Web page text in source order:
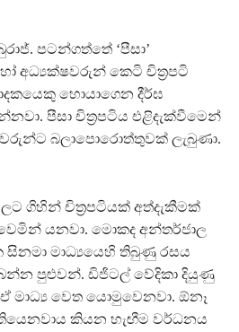
පටන්ගත්තේ ‘පීසා’
අධ්‍යක්ෂවරුන් කෙටි චිත‍්‍රපටි
හොයාගෙන දීර්ඝ
පීසා චිත‍්‍රපටිය එළිදැක්වීමෙන්
බලාපොරොත්තුවක් ලැබුණා.
ගිහින් චිත‍්‍රපටියක් අත්දැකීමක්
යනවා. මොකද අන්තර්ජාල
සිනමා මාධ්‍යයෙහි තිබුණු රසය
පුළුවන්. ඩිජිටල් වේදිකා දියුණු
මාධ්‍ය වෙත යොමුවෙනවා. ඕනෑ
කියන හැඟීම වර්ධනය